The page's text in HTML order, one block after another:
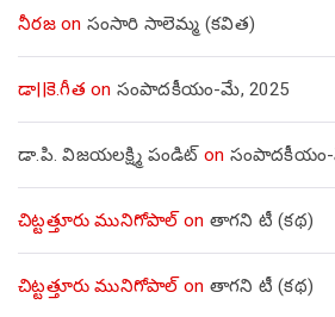
నీరజon సంసారి సాలెమ్మ (కవిత)
డా||కె.గీత on సంపాదకీయం-మే, 2025
డా.పి. విజయలక్ష్మి పండిట్ on సంపాదకీయం-
చిట్టత్తూరు మునిగోపాల్on తాగని టీ (కథ)
చిట్టత్తూరు మునిగోపాల్on తాగని టీ (కథ)